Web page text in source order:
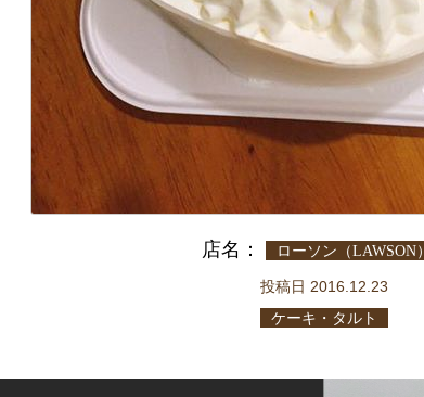
店名： ローソン（LAWSON）
投稿日 2016.12.23
ケーキ・タルト